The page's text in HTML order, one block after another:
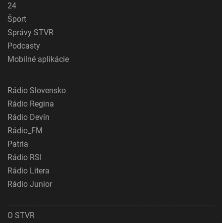
24
Šport
Správy STVR
Podcasty
Mobilné aplikácie
Rádio Slovensko
Rádio Regina
Rádio Devín
Rádio_FM
Patria
Rádio RSI
Rádio Litera
Rádio Junior
O STVR